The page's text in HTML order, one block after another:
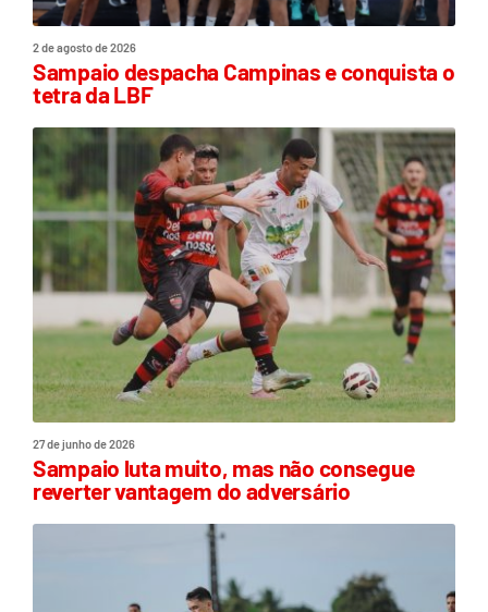
2 de agosto de 2026
Sampaio despacha Campinas e conquista o
tetra da LBF
27 de junho de 2026
Sampaio luta muito, mas não consegue
reverter vantagem do adversário